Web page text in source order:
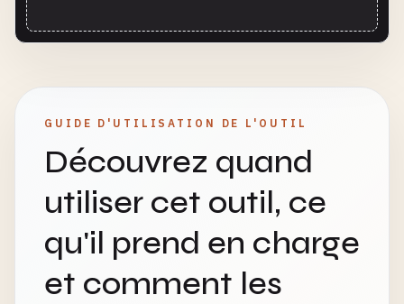
GUIDE D'UTILISATION DE L'OUTIL
Découvrez quand
utiliser cet outil, ce
qu'il prend en charge
et comment les